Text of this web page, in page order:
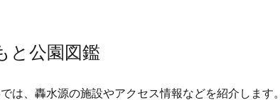
と公園図鑑
は、轟水源の施設やアクセス情報などを紹介します。